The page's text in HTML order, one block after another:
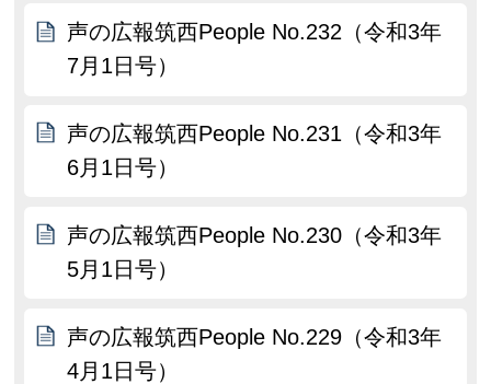
声の広報筑西People No.232（令和3年
7月1日号）
声の広報筑西People No.231（令和3年
6月1日号）
声の広報筑西People No.230（令和3年
5月1日号）
声の広報筑西People No.229（令和3年
4月1日号）